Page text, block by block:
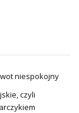
niespokojny
czyli